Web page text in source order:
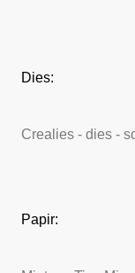
Dies:
Crealies - dies -
Papir: